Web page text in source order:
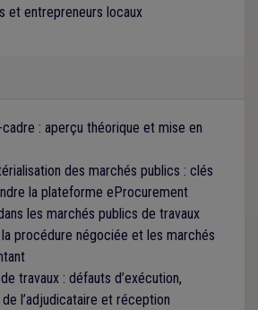
et entrepreneurs locaux
est programmée
: aperçu théorique et mise en
est programmée
des marchés publics : clés
la plateforme eProcurement
est programmée
les marchés publics de travaux
est programmée
procédure négociée et les marchés
est programmée
travaux : défauts d’exécution,
l’adjudicataire et réception